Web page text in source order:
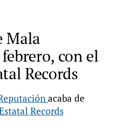
Mala
con el
Records
acaba de
Records